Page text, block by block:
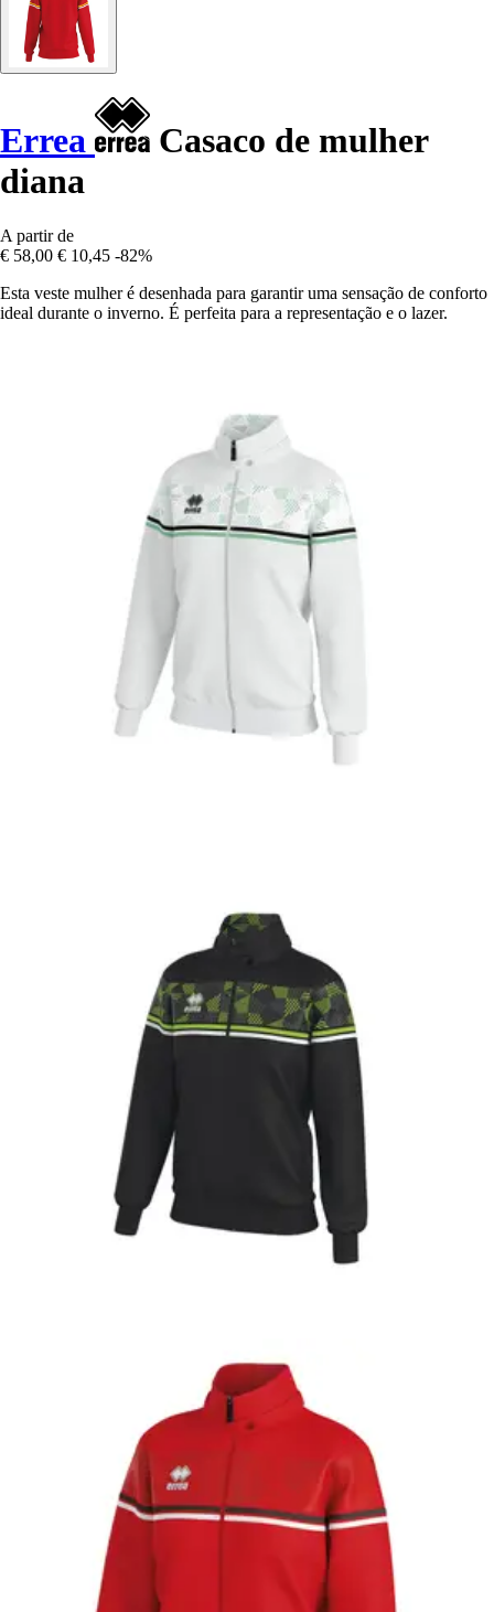
Errea
Casaco de mulher
diana
A partir de
€ 58,00 € 10,45 -82%
Esta veste mulher é desenhada para garantir uma sensação de conforto
ideal durante o inverno. É perfeita para a representação e o lazer.